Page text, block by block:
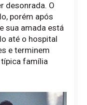
desonrada. O
porém após
sua amada está
até o hospital
e terminem
família